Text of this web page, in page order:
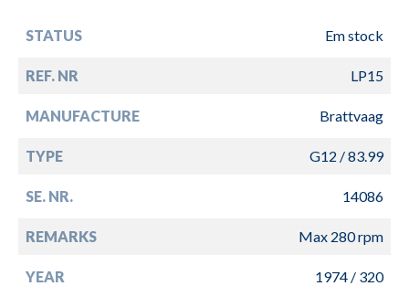
STATUS Em stock
REF. NR LP15
MANUFACTURE Brattvaag
TYPE G12 / 83.99
SE. NR. 14086
REMARKS Max 280 rpm
YEAR 1974 / 320